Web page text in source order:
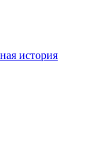
история